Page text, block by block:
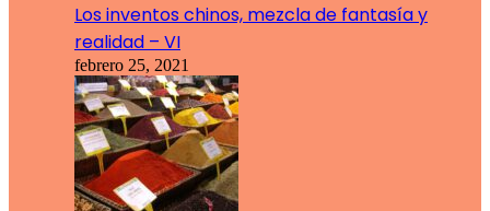
Los inventos chinos, mezcla de fantasía y
realidad – VI
febrero 25, 2021